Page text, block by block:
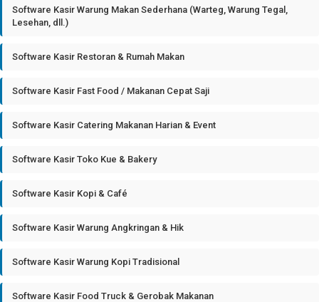
Software Kasir Warung Makan Sederhana (Warteg, Warung Tegal,
Lesehan, dll.)
Software Kasir Restoran & Rumah Makan
Software Kasir Fast Food / Makanan Cepat Saji
Software Kasir Catering Makanan Harian & Event
Software Kasir Toko Kue & Bakery
Software Kasir Kopi & Café
Software Kasir Warung Angkringan & Hik
Software Kasir Warung Kopi Tradisional
Software Kasir Food Truck & Gerobak Makanan